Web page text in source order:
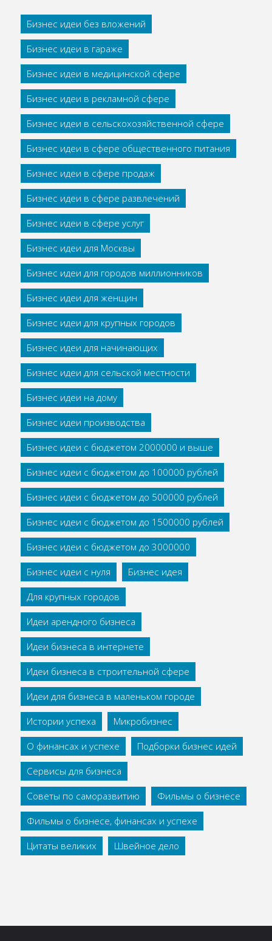
Бизнес идеи без вложений
Бизнес идеи в гараже
Бизнес идеи в медицинской сфере
Бизнес идеи в рекламной сфере
Бизнес идеи в сельскохозяйственной сфере
Бизнес идеи в сфере общественного питания
Бизнес идеи в сфере продаж
Бизнес идеи в сфере развлечений
Бизнес идеи в сфере услуг
Бизнес идеи для Москвы
Бизнес идеи для городов миллионников
Бизнес идеи для женщин
Бизнес идеи для крупных городов
Бизнес идеи для начинающих
Бизнес идеи для сельской местности
Бизнес идеи на дому
Бизнес идеи производства
Бизнес идеи с бюджетом 2000000 и выше
Бизнес идеи с бюджетом до 100000 рублей
Бизнес идеи с бюджетом до 500000 рублей
Бизнес идеи с бюджетом до 1500000 рублей
Бизнес идеи с бюджетом до 3000000
Бизнес идеи с нуля
Бизнес идея
Для крупных городов
Идеи арендного бизнеса
Идеи бизнеса в интернете
Идеи бизнеса в строительной сфере
Идеи для бизнеса в маленьком городе
Истории успеха
Микробизнес
О финансах и успехе
Подборки бизнес идей
Сервисы для бизнеса
Советы по саморазвитию
Фильмы о бизнесе
Фильмы о бизнесе, финансах и успехе
Цитаты великих
Швейное дело